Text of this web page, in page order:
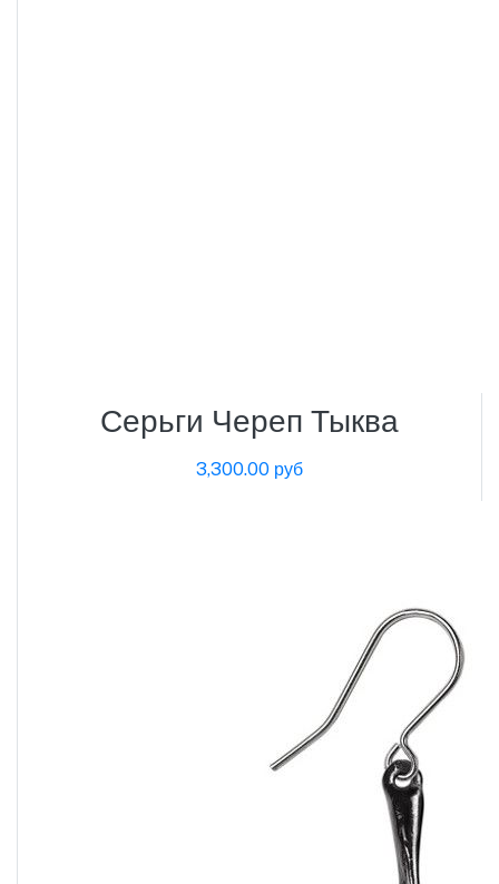
Серьги Череп Тыква
3,300.00 руб